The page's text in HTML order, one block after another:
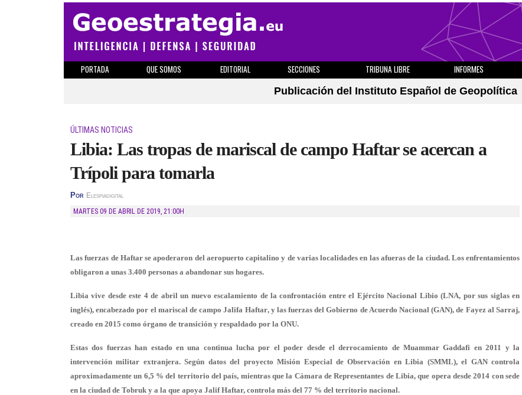
PORTADA QUE SOMOS EDITORIAL SECCIONES TRIBUNA LIBRE INFORMES
Publicación del Instituto Español de Geopolítica
ÚLTIMAS NOTICIAS
Libia: Las tropas de mariscal de campo Haftar se acercan a
Trípoli para tomarla
Por Elespiadigital
MARTES 09 DE ABRIL DE 2019, 21:00H
Las fuerzas de Haftar se apoderaron del aeropuerto capitalino y de varias localidades en las afueras de la ciudad. Los enfrentamientos
obligaron a unas 3.400 personas a abandonar sus hogares.
Libia vive desde este 4 de abril un nuevo escalamiento de la confrontación entre el Ejército Nacional Libio (LNA, por sus siglas en
inglés), encabezado por el mariscal de campo Jalifa Haftar, y las fuerzas del Gobierno de Acuerdo Nacional (GAN), de Fayez al Sarraj,
creado en 2015 como órgano de transición y respaldado por la ONU.
Estas dos fuerzas han estado en una continua lucha por el poder desde el derrocamiento de Muammar Gaddafi en 2011 y la
intervención militar extranjera. Según datos del proyecto Misión Especial de Observación en Libia (SMML), el GAN controla
aproximadamente un 6,5 % del territorio del país, mientras que la Cámara de Representantes de Libia, que opera desde 2014 con sede
en la ciudad de Tobruk y a la que apoya Jalif Haftar, controla más del 77 % del territorio nacional.